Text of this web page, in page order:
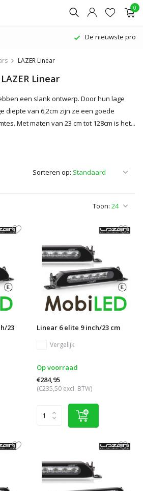
0
producten | Aantrekkelijke prijzen
LAZER Linear
Linear
een slank ontwerp. Door hun lage
diepte van 6,2cm zijn ze een goede
Met maten van 23 cm tot 128cm is het...
Toon:
Sorteren op:
23
Linear 6 elite 9 inch/23 cm
Vergelijk
Op voorraad
€284,95
(€235,50 excl. BTW)